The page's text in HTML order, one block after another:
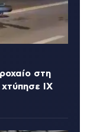
στη
ΙΧ